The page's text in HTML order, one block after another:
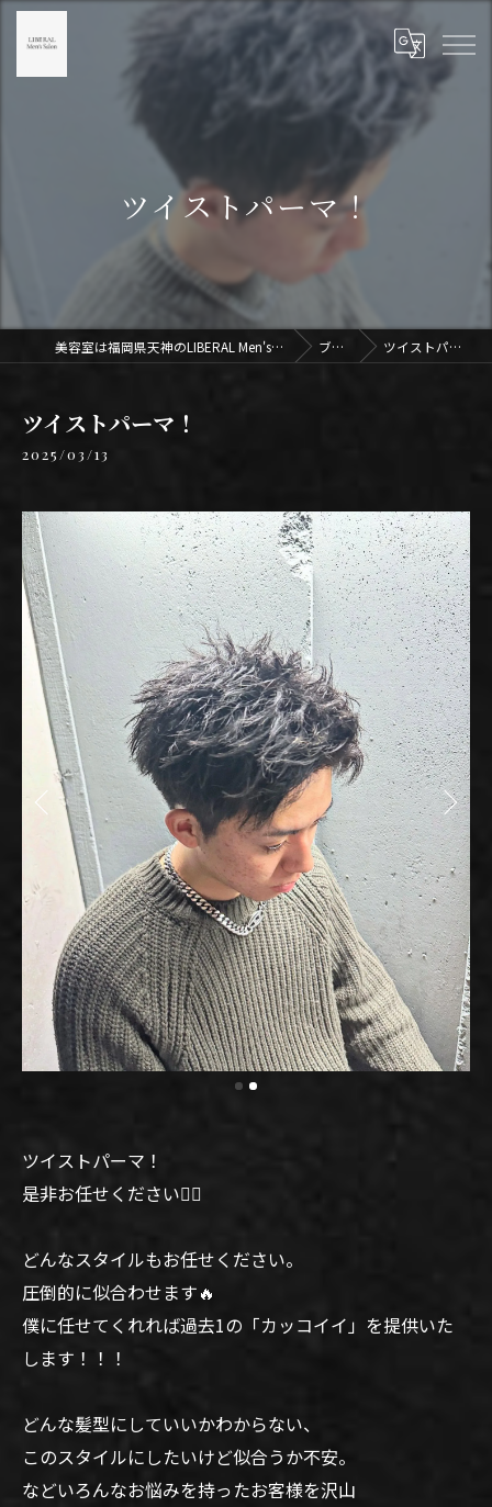
ツイストパーマ！
美容室は福岡県天神のLIBERAL Men's Salon天神 ブログ ツイストパーマ！
ツイストパーマ！
2025/03/13
ツイストパーマ！
是非お任せください🙆‍♂️
どんなスタイルもお任せください。
圧倒的に似合わせます🔥
僕に任せてくれれば過去1の「カッコイイ」を提供いた
します！！！
どんな髪型にしていいかわからない、
このスタイルにしたいけど似合うか不安。
などいろんなお悩みを持ったお客様を沢山